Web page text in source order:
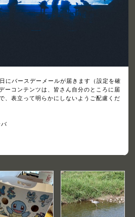
にバースデーメールが届きます（設定を確
ーコンテンツは、皆さん自分のところに届
、表立って明らかにしないようご配慮くだ